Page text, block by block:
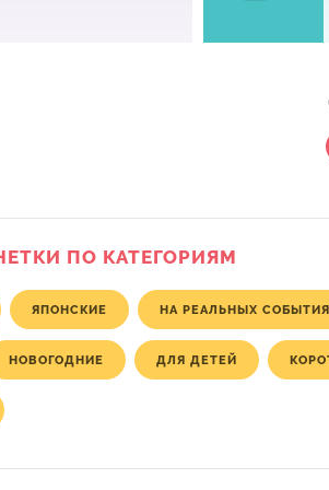
ПО КАТЕГОРИЯМ
ЯПОНСКИЕ НА РЕАЛЬНЫХ
НОВОГОДНИЕ ДЛЯ ДЕТЕЙ